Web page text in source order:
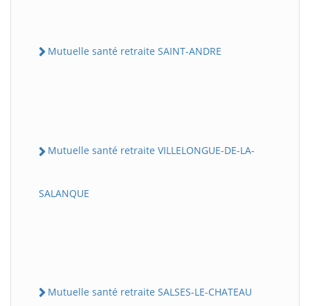
Mutuelle santé retraite SAINT-ANDRE
Mutuelle santé retraite VILLELONGUE-DE-LA-
SALANQUE
Mutuelle santé retraite SALSES-LE-CHATEAU